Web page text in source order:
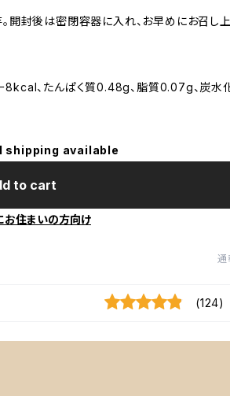
開封後は密閉容器に入れ、お早めにお召し
、たんぱく質0.48g、脂質0.07g、炭水
shipping available
to cart
お住まいの方向け
通
(124)